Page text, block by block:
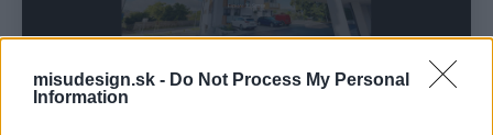
misudesign.sk - Do Not Process My Personal
Information